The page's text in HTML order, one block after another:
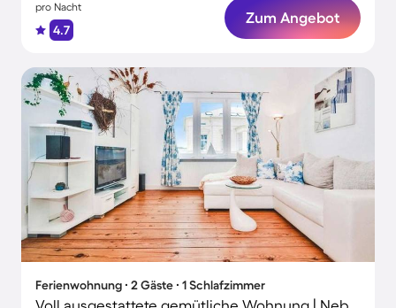
pro Nacht
4.7
Zum Angebot
Ferienwohnung ∙ 2 Gäste ∙ 1 Schlafzimmer